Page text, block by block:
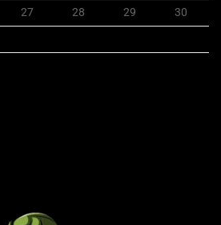
27 28 29
30